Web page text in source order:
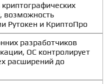
возможность
Рутокен и КриптоПро
разработчиков
ОС контролирует
расширений до